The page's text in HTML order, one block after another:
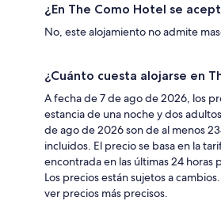
¿En The Como Hotel se
No, este alojamiento no admite
¿Cuánto cuesta alojarse en
A fecha de 7 de ago de 2026, los
estancia de una noche y dos
de ago de 2026 son de al menos
incluidos. El precio se basa en la
encontrada en las últimas 24 horas
Los precios están sujetos a cambios.
ver precios más precisos.